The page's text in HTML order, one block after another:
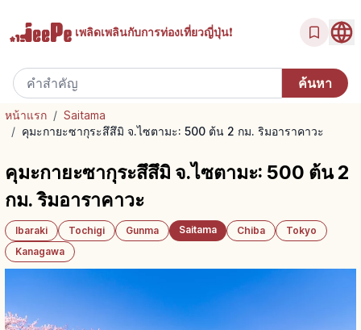
เพลิดเพลินกับการท่องเที่ยวญี่ปุ่น!
หน้าแรก / Saitama
/ คุมะกายะซากุระสึสึมิ จ.ไซตามะ: 500 ต้น 2 กม. ริมอาราคาวะ
คุมะกายะซากุระสึสึมิ จ.ไซตามะ: 500 ต้น 2
กม. ริมอาราคาวะ
Ibaraki Tochigi Gunma Saitama Chiba
Tokyo
Kanagawa